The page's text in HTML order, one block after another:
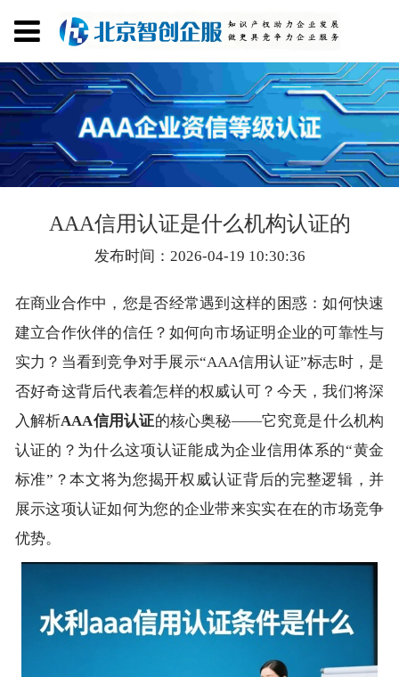
AAA信用认证是什么机构认证的
发布时间：2026-04-19 10:30:36
在商业合作中，您是否经常遇到这样的困惑：如何快速
建立合作伙伴的信任？如何向市场证明企业的可靠性与
实力？当看到竞争对手展示“AAA信用认证”标志时，是
否好奇这背后代表着怎样的权威认可？今天，我们将深
入解析AAA信用认证的核心奥秘——它究竟是什么机构
认证的？为什么这项认证能成为企业信用体系的“黄金
标准”？本文将为您揭开权威认证背后的完整逻辑，并
展示这项认证如何为您的企业带来实实在在的市场竞争
优势。